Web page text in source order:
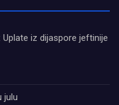
Uplate iz dijaspore jeftinije
julu